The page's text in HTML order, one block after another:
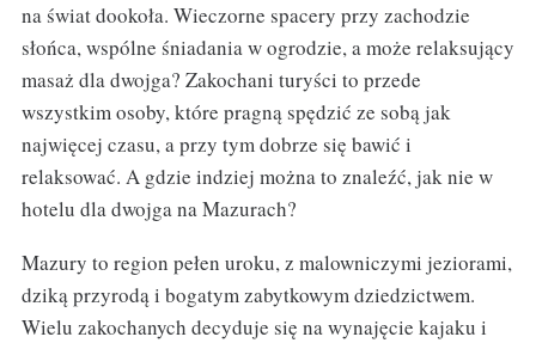
na świat dookoła. Wieczorne spacery przy zachodzie
słońca, wspólne śniadania w ogrodzie, a może relaksujący
masaż dla dwojga? Zakochani turyści to przede
wszystkim osoby, które pragną spędzić ze sobą jak
najwięcej czasu, a przy tym dobrze się bawić i
relaksować. A gdzie indziej można to znaleźć, jak nie w
hotelu dla dwojga na Mazurach?
Mazury to region pełen uroku, z malowniczymi jeziorami,
dziką przyrodą i bogatym zabytkowym dziedzictwem.
Wielu zakochanych decyduje się na wynajęcie kajaku i